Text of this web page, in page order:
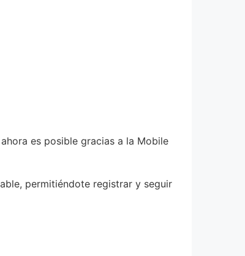
es posible gracias a la Mobile
permitiéndote registrar y seguir